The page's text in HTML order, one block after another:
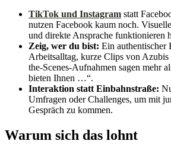
TikTok und Instagram statt
nutzen Facebook kaum noch.
und direkte Ansprache funktionieren
Zeig, wer du bist: Ein authentischer
Arbeitsalltag, kurze Clips von
the-Scenes-Aufnahmen sagen mehr
bieten Ihnen …“.
Interaktion statt Einbahnstraße:
Umfragen oder Challenges, um mit
Gespräch zu kommen.
Warum sich das lohnt